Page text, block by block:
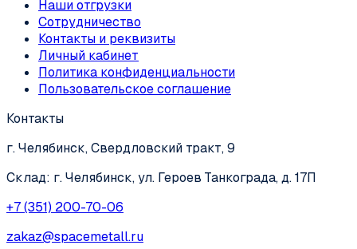
Наши отгрузки
Сотрудничество
Контакты и реквизиты
Личный кабинет
Политика конфиденциальности
Пользовательское соглашение
Контакты
г. Челябинск, Свердловский тракт, 9
Склад: г. Челябинск, ул. Героев Танкограда, д. 17П
+7 (351) 200-70-06
zakaz@spacemetall.ru